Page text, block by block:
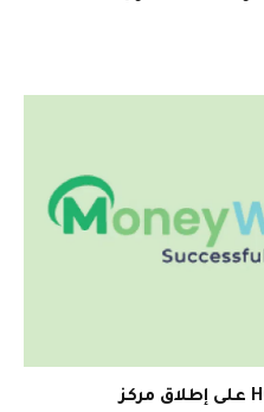
تعمل شركة HCL Technologies على إطلاق مركز